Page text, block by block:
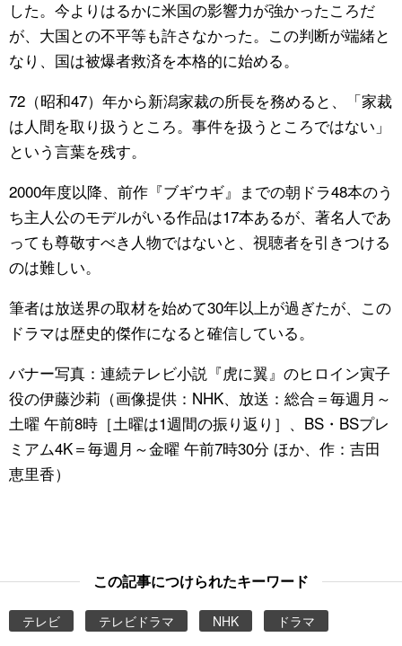
した。今よりはるかに米国の影響力が強かったころだ
が、大国との不平等も許さなかった。この判断が端緒と
なり、国は被爆者救済を本格的に始める。
72（昭和47）年から新潟家裁の所長を務めると、「家裁
は人間を取り扱うところ。事件を扱うところではない」
という言葉を残す。
2000年度以降、前作『ブギウギ』までの朝ドラ48本のう
ち主人公のモデルがいる作品は17本あるが、著名人であ
っても尊敬すべき人物ではないと、視聴者を引きつける
のは難しい。
筆者は放送界の取材を始めて30年以上が過ぎたが、この
ドラマは歴史的傑作になると確信している。
バナー写真：連続テレビ小説『虎に翼』のヒロイン寅子
役の伊藤沙莉（画像提供：NHK、放送：総合＝毎週月～
土曜 午前8時［土曜は1週間の振り返り］、BS・BSプレ
ミアム4K＝毎週月～金曜 午前7時30分 ほか、作：吉田
恵里香）
この記事につけられたキーワード
テレビ テレビドラマ NHK ドラマ